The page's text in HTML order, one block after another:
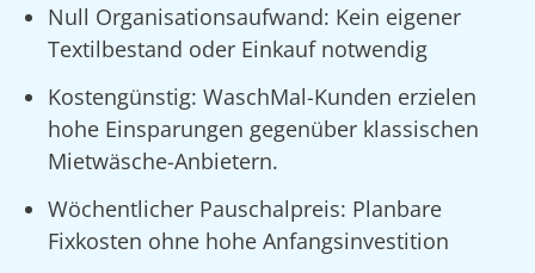
Null Organisationsaufwand: Kein eigener
Textilbestand oder Einkauf notwendig
Kostengünstig: WaschMal-Kunden erzielen
hohe Einsparungen gegenüber klassischen
Mietwäsche-Anbietern.
Wöchentlicher Pauschalpreis: Planbare
Fixkosten ohne hohe Anfangsinvestition